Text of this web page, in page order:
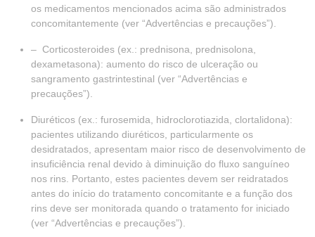
os medicamentos mencionados acima são administrados
concomitantemente (ver “Advertências e precauções”).
– Corticosteroides (ex.: prednisona, prednisolona,
dexametasona): aumento do risco de ulceração ou
sangramento gastrintestinal (ver “Advertências e
precauções”).
Diuréticos (ex.: furosemida, hidroclorotiazida, clortalidona):
pacientes utilizando diuréticos, particularmente os
desidratados, apresentam maior risco de desenvolvimento de
insuficiência renal devido à diminuição do fluxo sanguíneo
nos rins. Portanto, estes pacientes devem ser reidratados
antes do início do tratamento concomitante e a função dos
rins deve ser monitorada quando o tratamento for iniciado
(ver “Advertências e precauções”).